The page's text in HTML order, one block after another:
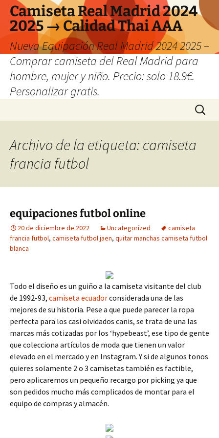
Camiseta Real Madrid 2024
2025 → Calidad Thai AAA
Nueva Equipación Real Madrid 2024 2025 –
Comprar camiseta del Real Madrid para
hombre, mujer y niño. Precio: solo 18.9€.
Personalizar gratis.
Buscar:
Archivo de la etiqueta: camiseta
francia futbol
equipaciones futbol online
20 de diciembre de 2022 Uncategorized
camiseta
francia futbol, camiseta futbol jaen, quitar manchas camiseta futbol
blanca
Todo el diseño es un guiño a la camiseta visitante del club
de 1992-93, camiseta ecuadorconsiderada una de las
mejores de su historia. Pese a que puede parecer la ropa
perfecta para los casi olvidados canis, se trata de una las
marcas más cotizadas por los ‘hypebeast’, ese tipo de gente
que colecciona artículos de moda que tienen un valor
elevado en el mercado y en Instagram. Y si de algunos tonos
quieres solamente 2 o 3 camisetas también es factible,
pero aplicaremos un pequeño recargo por picking ya que
son pedidos mucho más complicados de montar para el
equipo de compras y almacén.